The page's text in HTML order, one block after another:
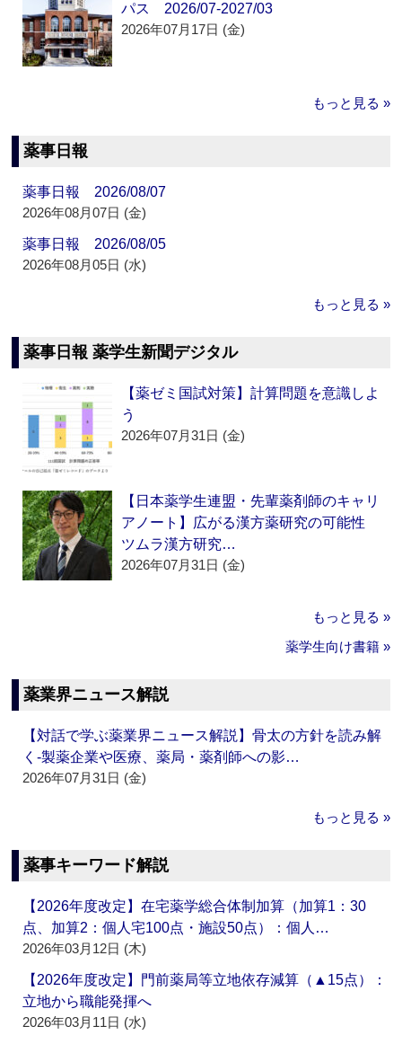
パス 2026/07-2027/03
2026年07月17日 (金)
もっと見る »
薬事日報
薬事日報 2026/08/07
2026年08月07日 (金)
薬事日報 2026/08/05
2026年08月05日 (水)
もっと見る »
薬事日報 薬学生新聞デジタル
【薬ゼミ国試対策】計算問題を意識しよ
う
2026年07月31日 (金)
【日本薬学生連盟・先輩薬剤師のキャリ
アノート】広がる漢方薬研究の可能性
ツムラ漢方研究…
2026年07月31日 (金)
もっと見る »
薬学生向け書籍 »
薬業界ニュース解説
【対話で学ぶ薬業界ニュース解説】骨太の方針を読み解
く‐製薬企業や医療、薬局・薬剤師への影…
2026年07月31日 (金)
もっと見る »
薬事キーワード解説
【2026年度改定】在宅薬学総合体制加算（加算1：30
点、加算2：個人宅100点・施設50点）：個人…
2026年03月12日 (木)
【2026年度改定】門前薬局等立地依存減算（▲15点）：
立地から職能発揮へ
2026年03月11日 (水)